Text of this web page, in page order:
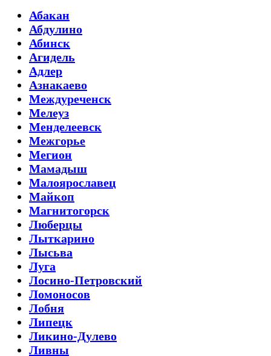
Абакан
Абдулино
Абинск
Агидель
Адлер
Азнакаево
Междуреченск
Мелеуз
Менделеевск
Межгорье
Мегион
Мамадыш
Малоярославец
Майкоп
Магнитогорск
Люберцы
Лыткарино
Лысьва
Луга
Лосино-Петровский
Ломоносов
Лобня
Липецк
Ликино-Дулево
Ливны